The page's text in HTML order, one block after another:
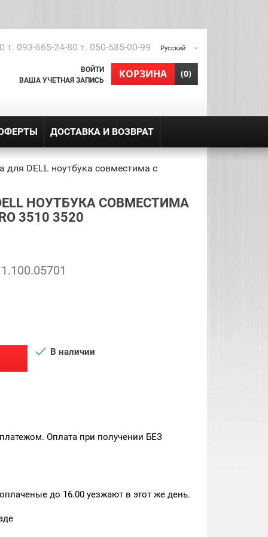
Русский
т. 093-665-24-80 т. 050-585-00-99
КОРЗИНА
shopping_cart (0)
ВОЙТИ
ВАША УЧЕТНАЯ ЗАПИСЬ
ДОСТАВКА И ВОЗВРАТ
для DELL ноутбука совместима с
НОУТБУКА СОВМЕСТИМА
3510 3520
1.100.05701
 В наличии
Оплата при получении БЕЗ
до 16.00 уезжают в этот же день.